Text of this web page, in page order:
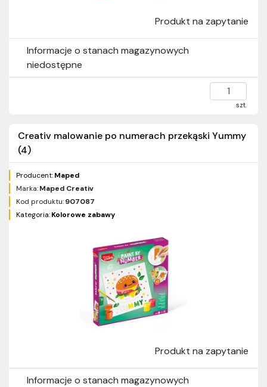
Produkt na zapytanie
Informacje o stanach magazynowych
niedostępne
szt.
Creativ malowanie po numerach przekąski Yummy
(4)
Producent:Maped
Marka:Maped Creativ
Kod produktu:907087
Kategoria:Kolorowe zabawy
Produkt na zapytanie
Informacje o stanach magazynowych